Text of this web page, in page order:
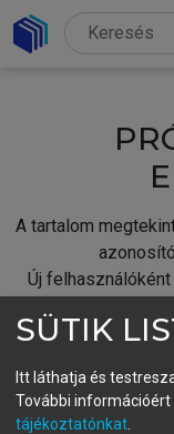
A tartalom
Új felhasználóként
A regisztráció után
SÜTIK
Itt láthatja és
További információért
tájékoztatónkat